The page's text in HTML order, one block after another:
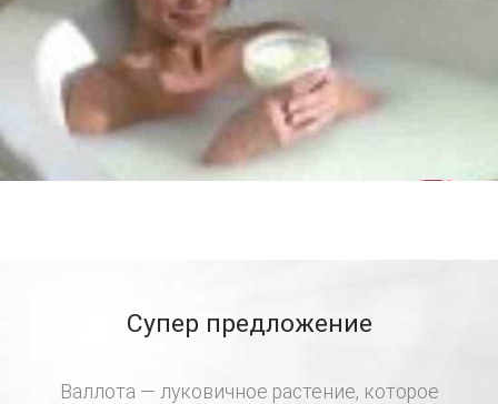
Супер предложение
Валлота — луковичное растение, которое